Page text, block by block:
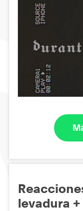
levadura